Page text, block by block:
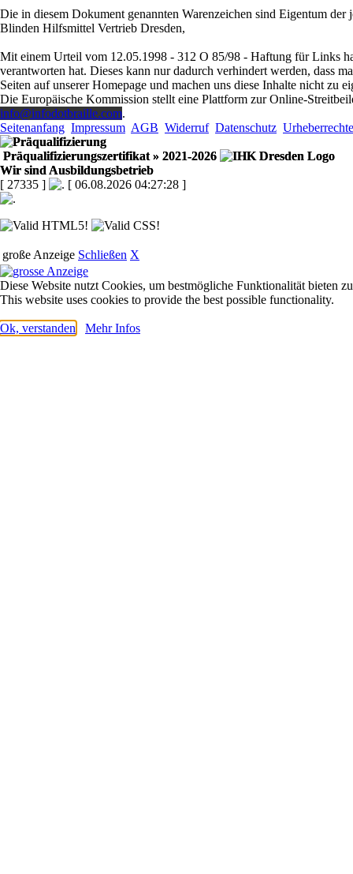
Die in diesem Dokument genannten Warenzeichen sind Eigentum
Blinden Hilfsmittel Vertrieb Dresden,
Mit einem Urteil vom 12.05.1998 - 312 O 85/98 - Haftung für Links
verantworten hat. Dieses kann nur dadurch verhindert werden, dass
Seiten auf unserer Homepage und machen uns diese Inhalte nicht
Die Europäische Kommission stellt eine Plattform zur Online-
info@infodotbraille.com.
Seitenanfang Impressum AGB Widerruf Datenschutz Urheberrechte
Präqualifizierungszertifikat » 2021-2026
Wir sind Ausbildungsbetrieb
[ 27335 ]
[ 06.08.2026 04:27:28 ]
große Anzeige Schließen X
Diese Website nutzt Cookies, um bestmögliche Funktionalität bieten
This website uses cookies to provide the best possible functionality.
Ok, verstanden Mehr Infos